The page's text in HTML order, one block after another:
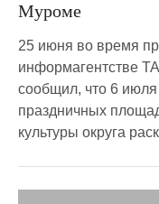
Муроме
25 июня во время
информагентстве
сообщил, что 6
праздничных
культуры округа